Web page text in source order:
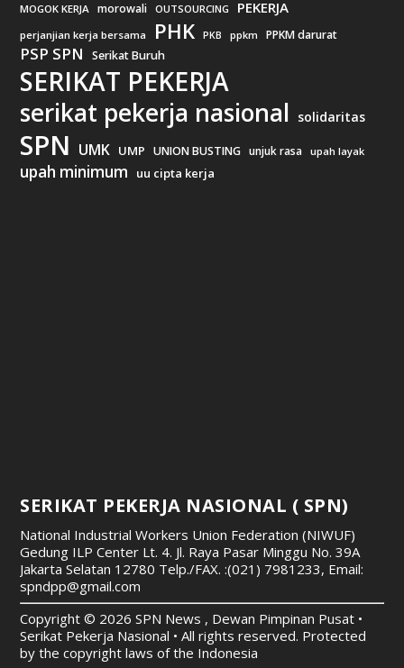
MOGOK KERJA morowali OUTSOURCING PEKERJA
perjanjian kerja bersama PHK PKB ppkm PPKM darurat
PSP SPN Serikat Buruh
SERIKAT PEKERJA
serikat pekerja nasional solidaritas
SPN UMK UMP UNION BUSTING unjuk rasa upah layak
upah minimum uu cipta kerja
SERIKAT PEKERJA NASIONAL ( SPN)
National Industrial Workers Union Federation (NIWUF)
Gedung ILP Center Lt. 4. Jl. Raya Pasar Minggu No. 39A
Jakarta Selatan 12780 Telp./FAX. :(021) 7981233, Email:
spndpp@gmail.com
Copyright © 2026 SPN News , Dewan Pimpinan Pusat •
Serikat Pekerja Nasional • All rights reserved. Protected
by the copyright laws of the Indonesia